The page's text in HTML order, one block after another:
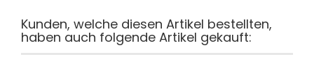
Kunden, welche diesen Artikel bestellten,
haben auch folgende Artikel gekauft: